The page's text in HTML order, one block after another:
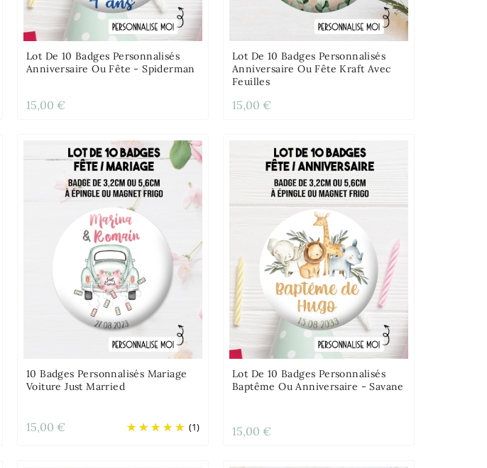
Lot De 10 Badges Personnalisés
Anniversaire Ou Fête - Spiderman
15,00 €
Lot De 10 Badges Personnalisés
Anniversaire Ou Fête Kraft Avec
Feuilles
15,00 €
10 Badges Personnalisés Mariage
Voiture Just Married
(1)
15,00 €
Lot De 10 Badges Personnalisés
Baptême Ou Anniversaire - Savane
15,00 €